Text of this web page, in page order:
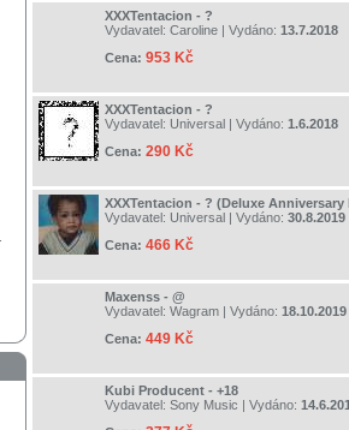
XXXTentacion - ?
Vydavatel: Caroline | Vydáno: 13.7.2018
Cena: 953 Kč
XXXTentacion - ?
Vydavatel: Universal | Vydáno: 1.6.2018
Cena: 290 Kč
XXXTentacion - ? (Deluxe Anniversary
Vydavatel: Universal | Vydáno: 30.8.2019
Cena: 466 Kč
Maxenss - @
Vydavatel: Wagram | Vydáno: 18.10.2019
Cena: 449 Kč
Kubi Producent - +18
Vydavatel: Sony Music | Vydáno: